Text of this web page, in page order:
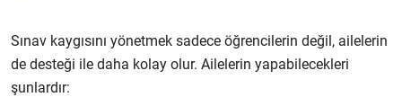
Sınav kaygısını yönetmek sadece öğrencilerin değil, ailelerin
de desteği ile daha kolay olur. Ailelerin yapabilecekleri
şunlardır: